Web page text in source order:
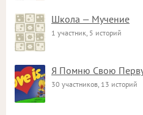
Школа — Мучение
1 участник, 5 историй
Я Помню Свою
30 участников, 13 историй